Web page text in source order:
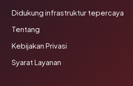
Didukung infrastruktur tepercaya
Tentang
Kebijakan Privasi
Syarat Layanan